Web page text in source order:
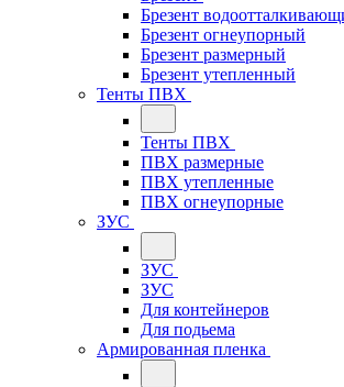
Брезент
Брезент огнеупорный
Брезент размерный
Брезент утепленный
Тенты ПВХ
Тенты ПВХ
ПВХ размерные
ПВХ утепленные
ПВХ огнеупорные
ЗУС
ЗУС
ЗУС
Для контейнеров
Для подьема
Армированная пленка